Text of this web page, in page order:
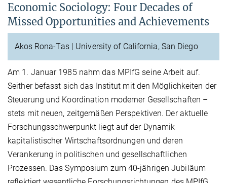
Economic Sociology: Four Decades of
Missed Opportunities and Achievements
Akos Rona-Tas | University of California, San Diego
Am 1. Januar 1985 nahm das MPIfG seine Arbeit auf.
Seither befasst sich das Institut mit den Möglichkeiten der
Steuerung und Koordination moderner Gesellschaften –
stets mit neuen, zeitgemäßen Perspektiven. Der aktuelle
Forschungsschwerpunkt liegt auf der Dynamik
kapitalistischer Wirtschaftsordnungen und deren
Verankerung in politischen und gesellschaftlichen
Prozessen. Das Symposium zum 40-jährigen Jubiläum